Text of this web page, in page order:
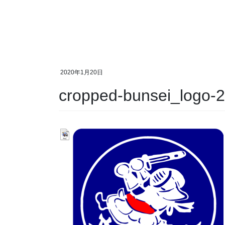
2020年1月20日
cropped-bunsei_logo-